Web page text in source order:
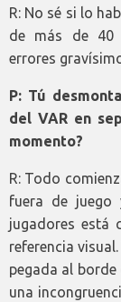
R: No sé si lo
de más de 40
errores
P: Tú
del VAR en
momento?
R: Todo
fuera de
jugadores está
referencia
pegada al borde
una